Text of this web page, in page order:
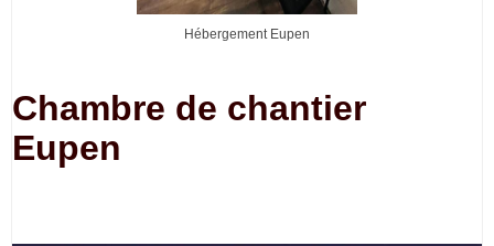
Hébergement Eupen
Chambre de chantier
Eupen